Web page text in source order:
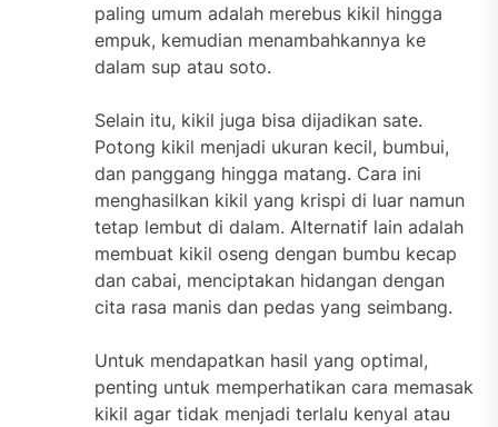
paling umum adalah merebus kikil hingga
empuk, kemudian menambahkannya ke
dalam sup atau soto.
Selain itu, kikil juga bisa dijadikan sate.
Potong kikil menjadi ukuran kecil, bumbui,
dan panggang hingga matang. Cara ini
menghasilkan kikil yang krispi di luar namun
tetap lembut di dalam. Alternatif lain adalah
membuat kikil oseng dengan bumbu kecap
dan cabai, menciptakan hidangan dengan
cita rasa manis dan pedas yang seimbang.
Untuk mendapatkan hasil yang optimal,
penting untuk memperhatikan cara memasak
kikil agar tidak menjadi terlalu kenyal atau